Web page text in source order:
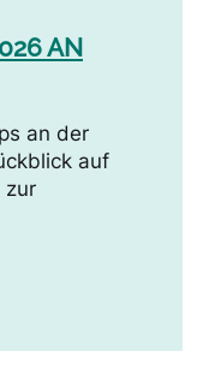
AN
an der
auf
zur